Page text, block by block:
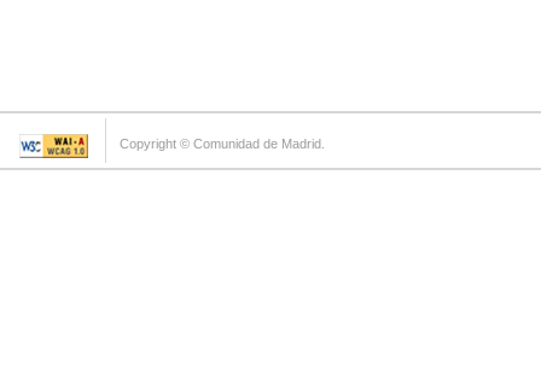
Copyright © Comunidad de Madrid.